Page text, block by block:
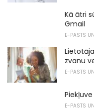
Kā ātri
Gmail
E-PASTS
zvanu
E-PASTS
E-PASTS